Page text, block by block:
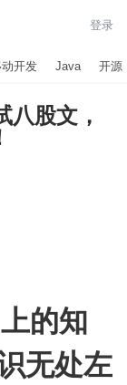
登录
开发 Java 开源
八股文，
的知
无处左